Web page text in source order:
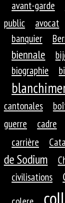
avant-garde
public
avocat
banquier
biennale
biographie
cantonales
guerre
cadre
carrière
de Sodium
civilisations